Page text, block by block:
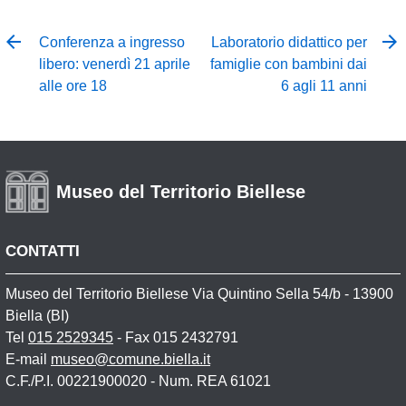
Conferenza a ingresso
libero: venerdì 21 aprile
alle ore 18
Laboratorio didattico per
famiglie con bambini dai
6 agli 11 anni
Museo del Territorio Biellese
CONTATTI
Museo del Territorio Biellese Via Quintino Sella 54/b - 13900
Biella (BI)
Tel 015 2529345 - Fax 015 2432791
E-mail museo@comune.biella.it
C.F./P.I. 00221900020 - Num. REA 61021